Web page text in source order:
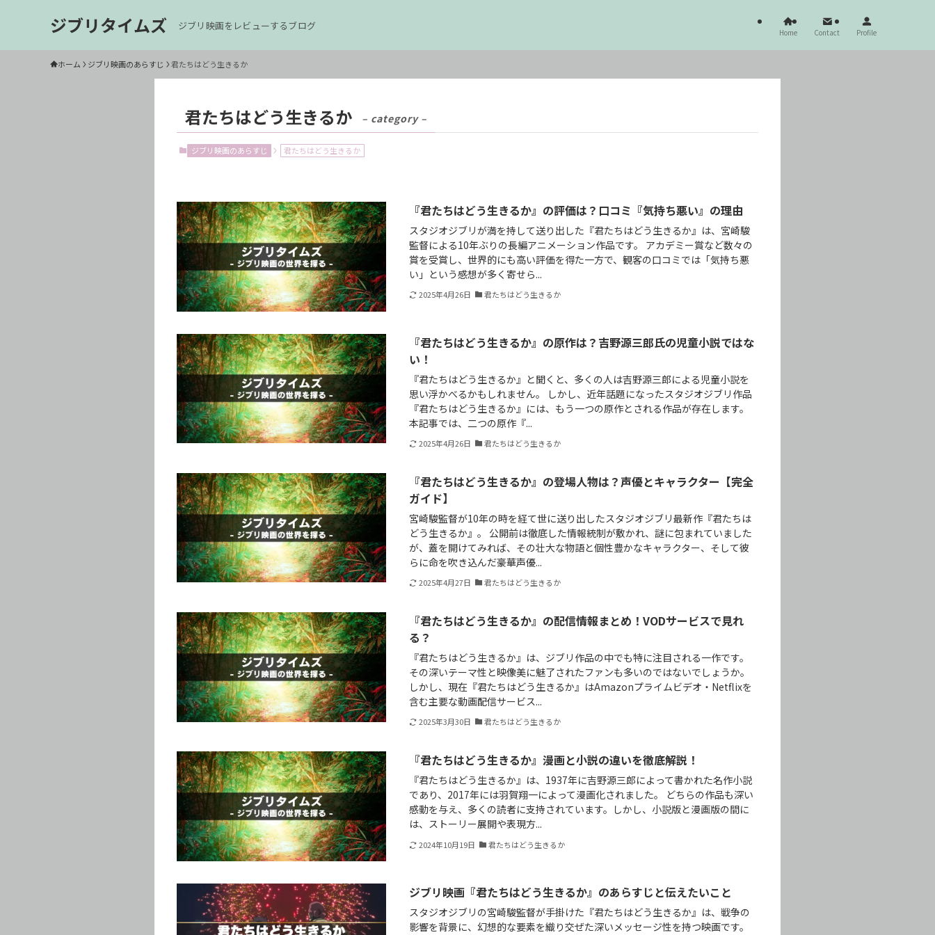
ジブリタイムズ ジブリ映画をレビューするブログ
Home Contact Profile
ホーム ジブリ映画のあらすじ 君たちはどう生きるか
君たちはどう生きるか – category –
ジブリ映画のあらすじ 君たちはどう生きるか
『君たちはどう生きるか』の評価は？口コミ『気持ち悪い』の理由
スタジオジブリが満を持して送り出した『君たちはどう生きるか』は、宮崎駿
監督による10年ぶりの長編アニメーション作品です。 アカデミー賞など数々の
賞を受賞し、世界的にも高い評価を得た一方で、観客の口コミでは「気持ち悪
い」という感想が多く寄せら...
2025年4月26日 君たちはどう生きるか
『君たちはどう生きるか』の原作は？吉野源三郎氏の児童小説ではな
い！
『君たちはどう生きるか』と聞くと、多くの人は吉野源三郎による児童小説を
思い浮かべるかもしれません。 しかし、近年話題になったスタジオジブリ作品
『君たちはどう生きるか』には、もう一つの原作とされる作品が存在します。
本記事では、二つの原作『...
2025年4月26日 君たちはどう生きるか
『君たちはどう生きるか』の登場人物は？声優とキャラクター【完全
ガイド】
宮崎駿監督が10年の時を経て世に送り出したスタジオジブリ最新作『君たちは
どう生きるか』。 公開前は徹底した情報統制が敷かれ、謎に包まれていました
が、蓋を開けてみれば、その壮大な物語と個性豊かなキャラクター、そして彼
らに命を吹き込んだ豪華声優...
2025年4月27日 君たちはどう生きるか
『君たちはどう生きるか』の配信情報まとめ！VODサービスで見れ
る？
『君たちはどう生きるか』は、ジブリ作品の中でも特に注目される一作です。
その深いテーマ性と映像美に魅了されたファンも多いのではないでしょうか。
しかし、現在『君たちはどう生きるか』はAmazonプライムビデオ・Netflixを
含む主要な動画配信サービス...
2025年3月30日 君たちはどう生きるか
『君たちはどう生きるか』漫画と小説の違いを徹底解説！
『君たちはどう生きるか』は、1937年に吉野源三郎によって書かれた名作小説
であり、2017年には羽賀翔一によって漫画化されました。 どちらの作品も深い
感動を与え、多くの読者に支持されています。しかし、小説版と漫画版の間に
は、ストーリー展開や表現方...
2024年10月19日 君たちはどう生きるか
ジブリ映画『君たちはどう生きるか』のあらすじと伝えたいこと
スタジオジブリの宮崎駿監督が手掛けた『君たちはどう生きるか』は、戦争の
影響を背景に、幻想的な要素を織り交ぜた深いメッセージ性を持つ映画です。